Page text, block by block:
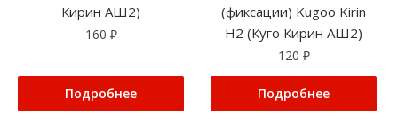
Кирин АШ2)
160 ₽
Подробнее
(фиксации) Kugoo Kirin
H2 (Куго Кирин АШ2)
120 ₽
Подробнее